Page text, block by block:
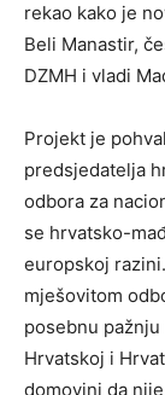
rekao kako je
Beli Manastir,
DZMH i vladi
Projekt je
predsjedatelja
odbora za
se hrvatsko-
europskoj
mješovitom
posebnu
Hrvatskoj i
domovini da